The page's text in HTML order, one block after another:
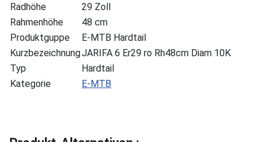
Radhöhe
29 Zoll
Rahmenhöhe
48 cm
Produktguppe
E-MTB Hardtail
KurzbezeichnungJARIFA 6 Er29 ro Rh48cm Diam 10K
Typ
Hardtail
Kategorie
E-MTB